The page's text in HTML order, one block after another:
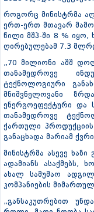
როგორც მინისტრმა
ერთ-ერთ მთავარ
წილი მშპ-ში 8 % იყო,
ღირებულებამ 7.3
„70 მილიონი აშშ
თანამედროვე
ტექნოლოგიური
მნიშვნელოვანი
ენერგოეფექტური და
თანამედროვე
ქართული პროდუქციის
განაცხადა მარიამ
მინისტრმა ასევე
ადამიანს ასაქმებს,
ახალ სამუშაო
კომპანიების
„განსაკუთრებით